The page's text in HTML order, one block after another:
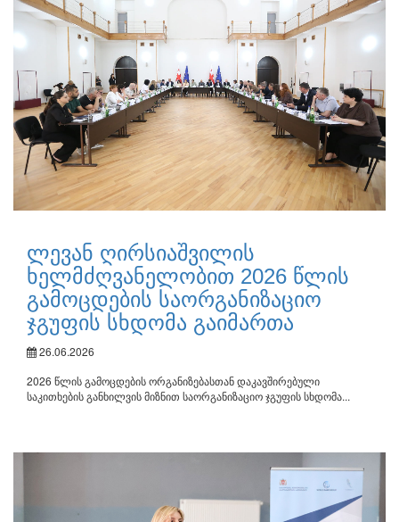
ლევან ღირსიაშვილის
ხელმძღვანელობით 2026 წლის
გამოცდების საორგანიზაციო
ჯგუფის სხდომა გაიმართა
26.06.2026
2026 წლის გამოცდების ორგანიზებასთან დაკავშირებული
საკითხების განხილვის მიზნით საორგანიზაციო ჯგუფის სხდომა...